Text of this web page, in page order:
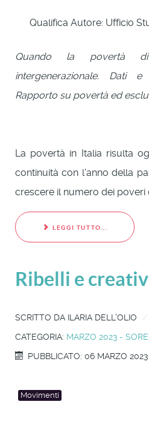
Qualifica Autore: Ufficio
Quando la povertà
intergenerazionale. Dati
Rapporto su povertà ed
La povertà in Italia risulta
continuità con l'anno della
crescere il numero dei poveri
LEGGI TUTTO...
Ribelli e
SCRITTO DA ILARIA DELL'OLIO
CATEGORIA: MARZO 2023 -
PUBBLICATO: 06 MARZO 2023
Movimenti